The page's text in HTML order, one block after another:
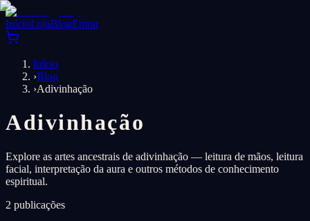
InícioLojaBlogEntrar
Início
›Blog
›Adivinhação
Adivinhação
Explore as artes ancestrais de adivinhação — leitura de mãos, leitura
facial, interpretação da aura e outros métodos de conhecimento
espiritual.
2 publicações